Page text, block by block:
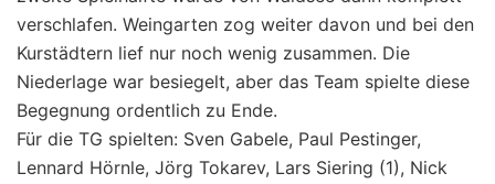
verschlafen. Weingarten zog weiter davon und bei den
Kurstädtern lief nur noch wenig zusammen. Die
Niederlage war besiegelt, aber das Team spielte diese
Begegnung ordentlich zu Ende.
Für die TG spielten: Sven Gabele, Paul Pestinger,
Lennard Hörnle, Jörg Tokarev, Lars Siering (1), Nick